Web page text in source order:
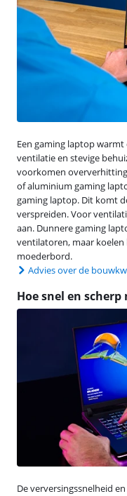
Een gaming laptop
ventilatie en stevige
voorkomen
of aluminium gaming
gaming laptop. Dit komt
verspreiden. Voor
aan. Dunnere gaming
ventilatoren, maar
moederbord.
Advies over de
Hoe snel en
De verversingssnelheid